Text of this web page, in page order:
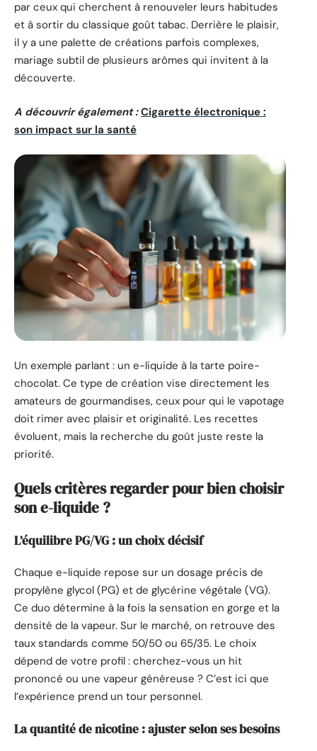
par ceux qui cherchent à renouveler leurs habitudes
et à sortir du classique goût tabac. Derrière le plaisir,
il y a une palette de créations parfois complexes,
mariage subtil de plusieurs arômes qui invitent à la
découverte.
A découvrir également : Cigarette électronique :
son impact sur la santé
Un exemple parlant : un e-liquide à la tarte poire-
chocolat. Ce type de création vise directement les
amateurs de gourmandises, ceux pour qui le vapotage
doit rimer avec plaisir et originalité. Les recettes
évoluent, mais la recherche du goût juste reste la
priorité.
Quels critères regarder pour bien choisir
son e-liquide ?
L’équilibre PG/VG : un choix décisif
Chaque e-liquide repose sur un dosage précis de
propylène glycol (PG) et de glycérine végétale (VG).
Ce duo détermine à la fois la sensation en gorge et la
densité de la vapeur. Sur le marché, on retrouve des
taux standards comme 50/50 ou 65/35. Le choix
dépend de votre profil : cherchez-vous un hit
prononcé ou une vapeur généreuse ? C’est ici que
l’expérience prend un tour personnel.
La quantité de nicotine : ajuster selon ses besoins